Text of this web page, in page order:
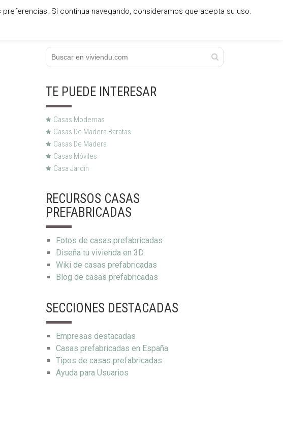
MÓVILES CASAS DE PIEDRA CASAS ECOLÓGICAS
TE PUEDE INTERESAR
Casas Modernas
Casas De Madera Baratas
Casas De Madera
Casas Móviles
Casa Jardín
RECURSOS CASAS
PREFABRICADAS
Fotos de casas prefabricadas
Diseña tu vivienda en 3D
Wiki de casas prefabricadas
Blog de casas prefabricadas
SECCIONES DESTACADAS
Empresas destacadas
Casas prefabricadas en España
Tipos de casas prefabricadas
Ayuda para Usuarios
Si continua navegando, consideramos que acepta su uso.